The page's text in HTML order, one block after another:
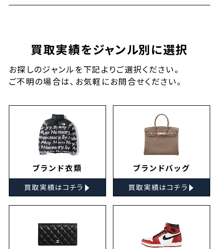
買取実績をジャンル別に選択
お探しのジャンルを下記よりご選択ください。
ご不明の場合は、お気軽にお問合せください。
ブランド衣類
買取実績はコチラ ▸
ブランドバッグ
買取実績はコチラ ▸